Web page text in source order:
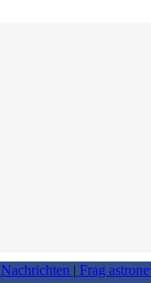
Nachrichten | Frag